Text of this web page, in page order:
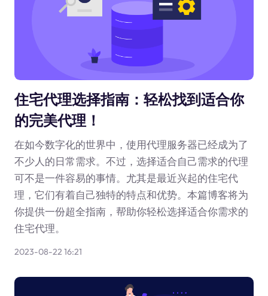
住宅代理选择指南：轻松找到适合你
的完美代理！
在如今数字化的世界中，使用代理服务器已经成为了
不少人的日常需求。不过，选择适合自己需求的代理
可不是一件容易的事情。尤其是最近兴起的住宅代
理，它们有着自己独特的特点和优势。本篇博客将为
你提供一份超全指南，帮助你轻松选择适合你需求的
住宅代理。
2023-08-22 16:21